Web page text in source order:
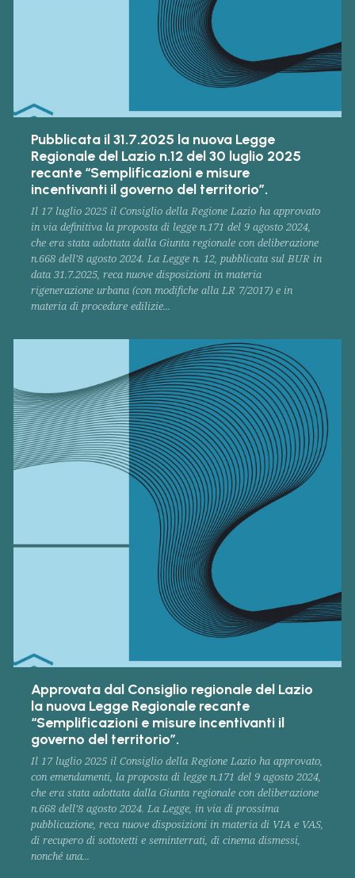
Pubblicata il 31.7.2025 la nuova Legge
Regionale del Lazio n.12 del 30 luglio 2025
recante “Semplificazioni e misure
incentivanti il governo del territorio”.
Il 17 luglio 2025 il Consiglio della Regione Lazio ha approvato
in via definitiva la proposta di legge n.171 del 9 agosto 2024,
che era stata adottata dalla Giunta regionale con deliberazione
n.668 dell’8 agosto 2024. La Legge n. 12, pubblicata sul BUR in
data 31.7.2025, reca nuove disposizioni in materia
rigenerazione urbana (con modifiche alla LR 7/2017) e in
materia di procedure edilizie...
Approvata dal Consiglio regionale del Lazio
la nuova Legge Regionale recante
“Semplificazioni e misure incentivanti il
governo del territorio”.
Il 17 luglio 2025 il Consiglio della Regione Lazio ha approvato,
con emendamenti, la proposta di legge n.171 del 9 agosto 2024,
che era stata adottata dalla Giunta regionale con deliberazione
n.668 dell’8 agosto 2024. La Legge, in via di prossima
pubblicazione, reca nuove disposizioni in materia di VIA e VAS,
di recupero di sottotetti e seminterrati, di cinema dismessi,
nonché una...